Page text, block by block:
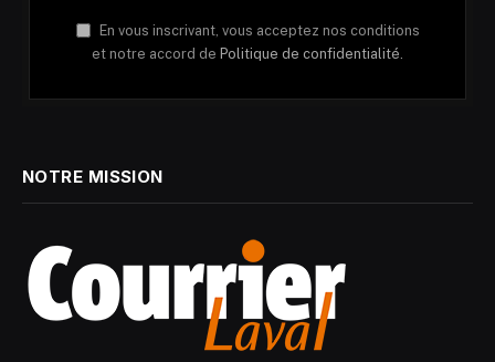
En vous inscrivant, vous acceptez nos conditions
et notre accord de Politique de confidentialité.
NOTRE MISSION